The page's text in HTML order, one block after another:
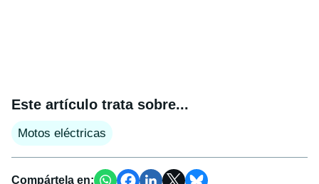
Este artículo trata sobre...
Motos eléctricas
Compártela en: